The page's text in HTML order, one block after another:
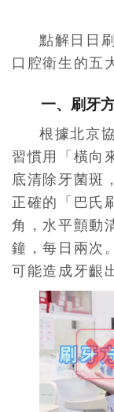
點解日日
口腔衛生的五
一、刷牙
根據北京
習慣用「橫向
底清除牙菌斑
正確的「巴氏
角，水平顫動
鐘，每日兩次
可能造成牙齦